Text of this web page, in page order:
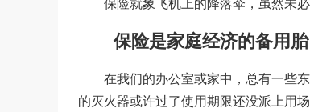
保险就象飞机上的降落伞，虽然未必
保险是家庭经济的备用胎
在我们的办公室或家中，总有一些东
的灭火器或许过了使用期限还没派上用